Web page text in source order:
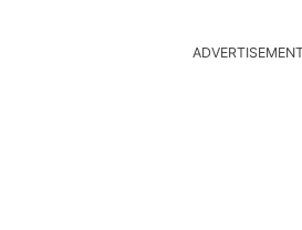
ADVERTISEMENT